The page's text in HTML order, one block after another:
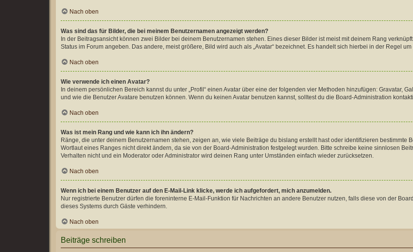
Nach oben
Was sind das für Bilder, die bei meinem Benutzernamen angezeigt werden?
In der Beitragsansicht können zwei Bilder bei deinem Benutzernamen stehen. Eines dieser Bilder ist meist mit deinem Rang
Status im Forum angeben. Das andere, meist größere, Bild wird auch als „Avatar“ bezeichnet. Es handelt sich hierbei in der Regel
Nach oben
Wie verwende ich einen Avatar?
In deinem persönlichen Bereich kannst du unter „Profil“ einen Avatar über eine der folgenden vier Methoden hinzufügen: Gravatar,
und wie die Benutzer Avatare benutzen können. Wenn du keinen Avatar benutzen kannst, solltest du die Board-Administration
Nach oben
Was ist mein Rang und wie kann ich ihn ändern?
Ränge, die unter deinem Benutzernamen stehen, zeigen an, wie viele Beiträge du bislang erstellt hast oder identifizieren bestimmte
Wortlaut eines Ranges nicht direkt ändern, da sie von der Board-Administration festgelegt wurden. Bitte schreibe keine sinnlosen
Verhalten nicht und ein Moderator oder Administrator wird deinen Rang unter Umständen einfach wieder zurücksetzen.
Nach oben
Wenn ich bei einem Benutzer auf den E-Mail-Link klicke, werde ich aufgefordert, mich anzumelden.
Nur registrierte Benutzer dürfen die foreninterne E-Mail-Funktion für Nachrichten an andere Benutzer nutzen, falls diese von der
dieses Systems durch Gäste verhindern.
Nach oben
Beiträge schreiben